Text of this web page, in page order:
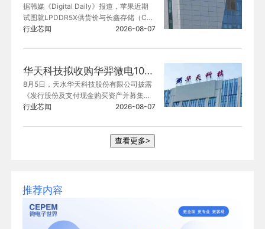
据韩媒《Digital Daily》报道，苹果近期
试图就LPDDR5X供货价与长鑫存储（CX
MT）谈判，商谈更低的采购价格，但遭直
行业芯闻 2026-08-07
华天科技拟收购华羿微电100%股份
8月5日，天水华天科技股份有限公司披露
《发行股份及支付现金购买资产并募集配
套资金暨关联交易报告书（草案）》，公
购华羿微电子股份有限公司（以下简称“华
羿微电”）100%股份，交易总对价为29.96
行业芯闻 2026-08-07
查看更多>
推荐内容